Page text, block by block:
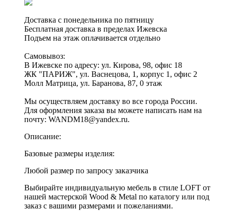
Доставка с понедельника по пятницу
Бесплатная доставка в пределах Ижевска
Подъем на этаж оплачивается отдельно
Самовывоз:
В Ижевске по адресу: ул. Кирова, 98, офис 18
ЖК "ПАРИЖ", ул. Васнецова, 1, корпус 1, офис 2
Молл Матрица, ул. Баранова, 87, 0 этаж
Мы осуществляем доставку во все города России.
Для оформления заказа вы можете написать нам на
почту: WANDM18@yandex.ru.
Описание:
Базовые размеры изделия:
Любой размер по запросу заказчика
Выбирайте индивидуальную мебель в стиле LOFT от
нашей мастерской Wood & Metal по каталогу или под
заказ с вашими размерами и пожеланиями.